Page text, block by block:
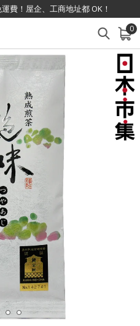
費！屋企、工商地址都 OK！
0
查看